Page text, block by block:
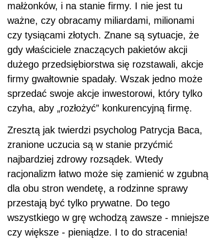
małżonków, i na stanie firmy. I nie jest tu
ważne, czy obracamy miliardami, milionami
czy tysiącami złotych. Znane są sytuacje, że
gdy właściciele znaczących pakietów akcji
dużego przedsiębiorstwa się rozstawali, akcje
firmy gwałtownie spadały. Wszak jedno może
sprzedać swoje akcje inwestorowi, który tylko
czyha, aby „rozłożyć” konkurencyjną firmę.
Zresztą jak twierdzi psycholog Patrycja Baca,
zranione uczucia są w stanie przyćmić
najbardziej zdrowy rozsądek. Wtedy
racjonalizm łatwo może się zamienić w zgubną
dla obu stron wendetę, a rodzinne sprawy
przestają być tylko prywatne. Do tego
wszystkiego w grę wchodzą zawsze - mniejsze
czy większe - pieniądze. I to do stracenia!